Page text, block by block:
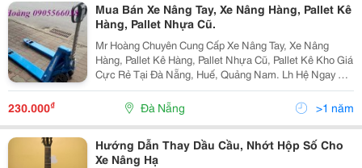
Mua Bán Xe Nâng Tay, Xe Nâng Hàng, Pallet Kê
Hàng, Pallet Nhựa Cũ.
Mr Hoàng Chuyên Cung Cấp Xe Nâng Tay, Xe Nâng
Hàng, Pallet Kê Hàng, Pallet Nhựa Cũ, Pallet Kê Kho Giá
Cực Rẻ Tại Đà Nẵng, Huế, Quảng Nam. Lh Hệ Ngay Mr
Hoàng Để Được Tư Vấn Nhé. Hotline: 0905566038
Email: Hoang.anphu2@Gmail.com Các Loại Xe N
230.000₫ Đà Nẵng >1 năm
Hướng Dẫn Thay Dầu Cầu, Nhớt Hộp Số Cho
Xe Nâng Hạ